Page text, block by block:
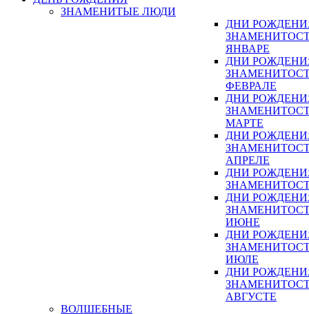
ЗНАМЕНИТЫЕ ЛЮДИ
ДНИ
ЯНВАРЕ
ДНИ
ФЕВРАЛЕ
ДНИ
МАРТЕ
ДНИ
АПРЕЛЕ
ДНИ
ДНИ
ИЮНЕ
ДНИ
ИЮЛЕ
ДНИ
АВГУСТЕ
ВОЛШЕБНЫЕ